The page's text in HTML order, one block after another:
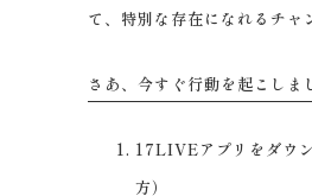
て、特別な存在になれるチャ
さあ、今すぐ行動を起こしま
17LIVEアプリをダウ
方）